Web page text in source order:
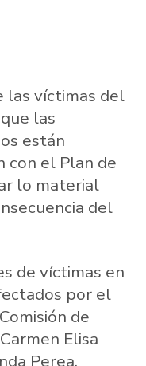
las víctimas del
las
están
con el Plan de
lo material
del
de víctimas en
por el
de
Elisa
Perea,